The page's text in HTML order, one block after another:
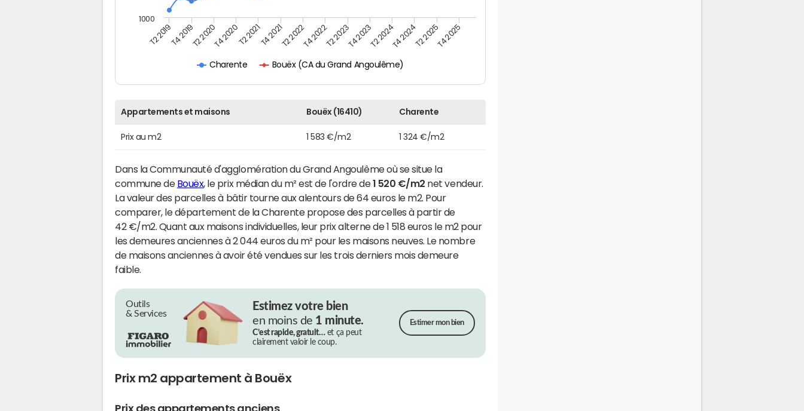
Charente Bouëx (CA du Grand Angoulême)
T2 2019T4 2019T2 2020T4 2020T2 2021T4 2021T2 2022T4 2022T2 2023T4 2023T2 2024T4 2024T2 2025T4 2025
1000
Appartements et maisons Bouëx (16410) Charente
Prix au m2 1 583 €/m2 1 324 €/m2
Dans la Communauté d'agglomération du Grand Angoulême où se situe la
commune de Bouëx, le prix médian du m² est de l'ordre de1 520 €/m2 net vendeur.
La valeur des parcelles à bâtir tourne aux alentours de 64 euros le m2. Pour
comparer, le département de la Charente propose des parcelles à partir de
42 €/m2. Quant aux maisons individuelles, leur prix alterne de 1 518 euros le m2 pour
les demeures anciennes à 2 044 euros du m² pour les maisons neuves. Le nombre
de maisons anciennes à avoir été vendues sur les trois derniers mois demeure
faible.
Outils
& Services
Estimez votre bien
en moins de 1 minute.
C’est rapide, gratuit…et ça peut
clairement valoir le coup.
Estimer mon bien
Prix m2 appartement à Bouëx
Prix des appartements anciens